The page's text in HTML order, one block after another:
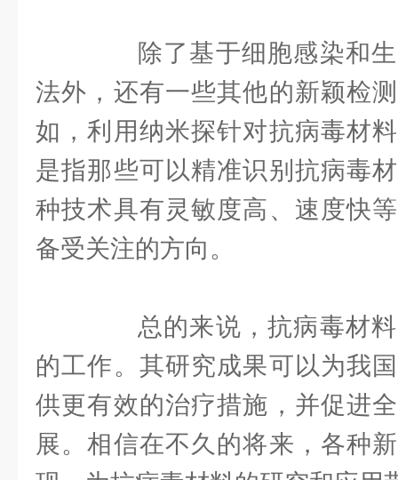
除了基于细胞感染和生
法外，还有一些其他的新颖检
如，利用纳米探针对抗病毒材
是指那些可以精准识别抗病毒
种技术具有灵敏度高、速度快
备受关注的方向。
总的来说，抗病毒材料
的工作。其研究成果可以为我
供更有效的治疗措施，并促进
展。相信在不久的将来，各种